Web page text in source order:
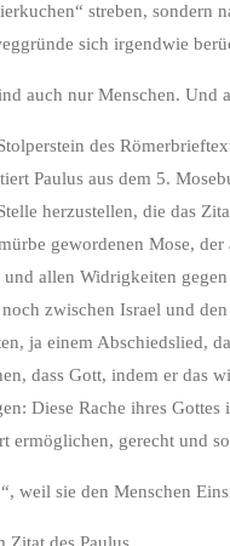
streben,
sich irgendwie
auch nur Menschen. Und
des
Paulus aus dem 5.
herzustellen, die das
gewordenen Mose,
allen Widrigkeiten
zwischen Israel und
ja einem Abschiedslied,
dass Gott, indem er das
Diese Rache ihres
gerecht und
weil sie den Menschen